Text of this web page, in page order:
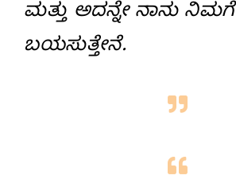
ಮತ್ತು ಅದನ್ನೇ ನಾನು ನಿಮಗೆ
ಬಯಸುತ್ತೇನೆ.